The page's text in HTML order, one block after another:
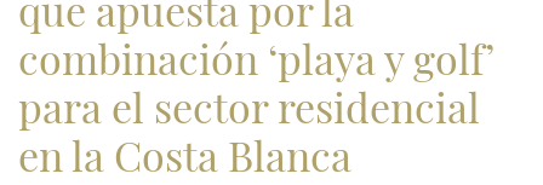
combinación ‘playa y golf’
para el sector residencial
en la Costa Blanca